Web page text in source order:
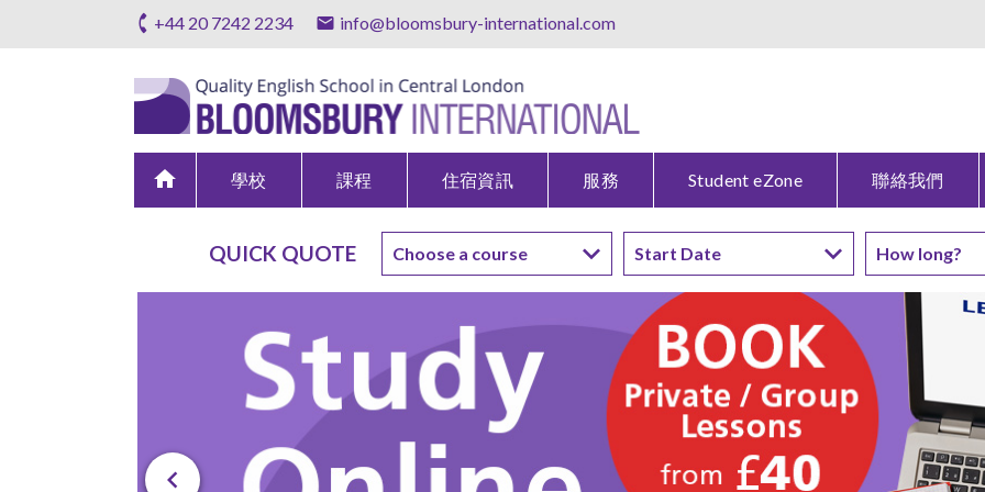
+44 20 7242 2234 info@bloomsbury-international.com
home 學校 課程 住宿資訊 服務 Student eZone 聯絡我們
QUICK QUOTE